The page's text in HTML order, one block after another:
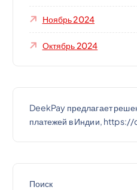
Ноябрь 2024
Октябрь 2024
DeekPay предлагает
платежей в Индии,
Поиск